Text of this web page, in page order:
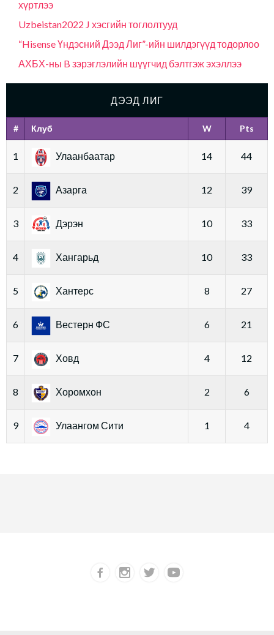
хүртлээ
Uzbeistan2022 J хэсгийн тоглолтууд
“Hisense Үндэсний Дээд Лиг”-ийн шилдэгүүд тодорлоо
АХБХ-ны B зэрэглэлийн шүүгчид бэлтгэж эхэллээ
ДЭЭД ЛИГ
# Клуб W Pts
1 Улаанбаатар 14 44
2 Азарга 12 39
3 Дэрэн 10 33
4 Хангарьд 10 33
5 Хантерс 8 27
6 Вестерн ФС 6 21
7 Ховд 4 12
8 Хоромхон 2 6
9 Улаангом Сити 1 4